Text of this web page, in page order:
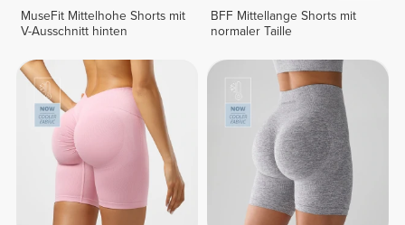
MuseFit Mittelhohe Shorts mit
V-Ausschnitt hinten
BFF Mittellange Shorts mit
normaler Taille